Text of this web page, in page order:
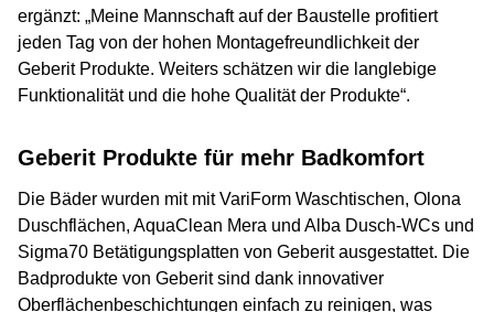
ergänzt: „Meine Mannschaft auf der Baustelle profitiert
jeden Tag von der hohen Montagefreundlichkeit der
Geberit Produkte. Weiters schätzen wir die langlebige
Funktionalität und die hohe Qualität der Produkte“.
Geberit Produkte für mehr Badkomfort
Die Bäder wurden mit mit VariForm Waschtischen, Olona
Duschflächen, AquaClean Mera und Alba Dusch-WCs und
Sigma70 Betätigungsplatten von Geberit ausgestattet. Die
Badprodukte von Geberit sind dank innovativer
Oberflächenbeschichtungen einfach zu reinigen, was